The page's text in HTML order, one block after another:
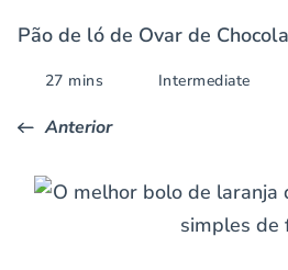
Pão de ló de Ovar de
27 mins Intermediate
Anterior